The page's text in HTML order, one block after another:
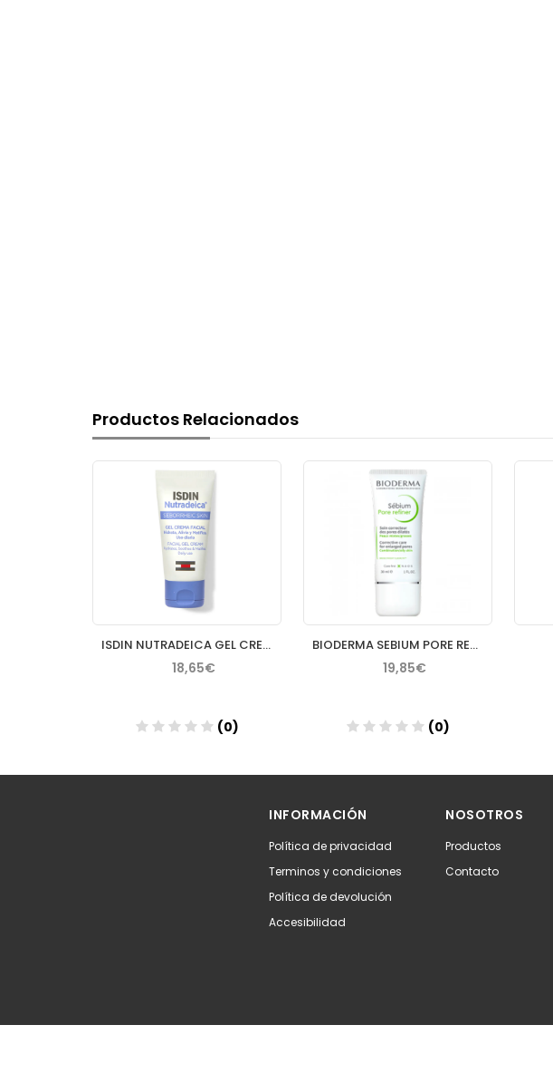
Productos Relacionados
ISDIN NUTRADEICA GEL CREMA FACIAL PIEL SEBORREICA 50 ML
18,65€
(0)
BIODERMA SEBIUM PORE REFINER 30 ML
19,85€
(0)
INFORMACIÓN
Política de privacidad
Terminos y condiciones
Política de devolución
Accesibilidad
NOSOTROS
Productos
Contacto